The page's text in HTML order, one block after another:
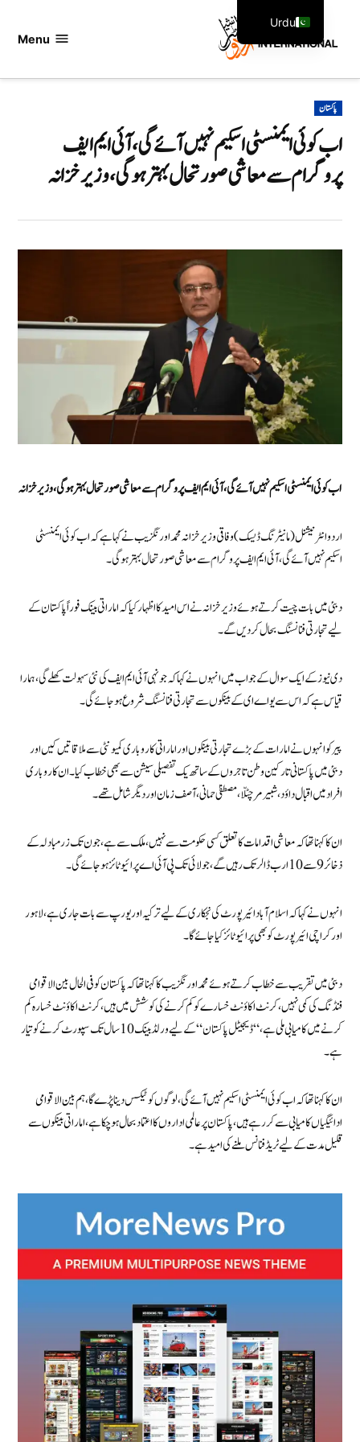
Menu
POSTED
IN
پاکستان
اب کوئی ایمنسٹی اسکیم نہیں آئے گی، آئی ایم ایف
پروگرام سے معاشی صورتحال بہتر ہوگی،وزیر خزانہ
اب کوئی ایمنسٹی اسکیم نہیں آئے گی، آئی ایم ایف پروگرام سے معاشی صورتحال بہتر ہوگی،وزیر خزانہ
اردو انٹرنیشنل (مانیٹرنگ ڈیسک) وفاقی وزیر خزانہ محمد اورنگزیب نے کہا ہے کہ اب کوئی ایمنسٹی
اسکیم نہیں آئے گی، آئی ایم ایف پروگرام سے معاشی صورتحال بہتر ہوگی۔
دبئی میں بات چیت کرتے ہوئے وزیر خزانہ نے اس امید کا اظہار کیا کہ اماراتی بینک فوراً پاکستان کے
لیے تجارتی فنانسنگ بحال کردیں گے۔
دی نیوز کے ایک سوال کےجواب میں انہوں نے کہا کہ جونہی آئی ایم ایف کی نئی سہولت کھلے گی، ہمارا
قیاس ہے کہ اس سے یو اے ای کے بینکوں سے تجارتی فنانسنگ شروع ہوجائے گی۔
پیر کو انہوں نے امارات کے بڑے تجارتی بینکوں اور اماراتی کاروباری کمیونٹی سے ملاقاتیں کیں اور
دبئی میں پاکستانی تارکین وطن تاجروں کے ساتھ یک تفصیلی سیشن سے بھی خطاب کیا۔ ان کاروباری
افراد میں اقبال داؤد، شبیر مرچنٹ، مصطفیٰ حمانی، آصف زمان اور دیگر شامل تھے۔
ان کا کہنا تھا کہ معاشی اقدامات کا تعلق کسی حکومت سے نہیں، ملک سے ہے، جون تک زرمبادلہ کے
ذخائر 9 سے 10 ارب ڈالر تک رہیں گے، جولائی تک پی آئی اے پرائیوٹائز ہوجائے گی۔
انہوں نے کہا کہ اسلام آباد ائیرپورٹ کی نجکاری کے لیے ترکیہ اور یورپ سے بات جاری ہے، لاہور
اور کراچی ائیرپورٹ کو بھی پرائیوٹائز کیا جائے گا۔
دبئی میں تقریب سے خطاب کرتے ہوئے محمد اورنگزیب کا کہنا تھا کہ پاکستان کو فی الحال بین الاقوامی
فنڈنگ کی کمی نہیں، کرنٹ اکاؤنٹ خسارے کو کم کرنے کی کوشش میں ہیں، کرنٹ اکاؤنٹ خسارہ کم
کرنے میں کامیابی ملی ہے، “ڈیجیٹل پاکستان“ کے لیے ورلڈ بینک 10سال تک سپورٹ کرنے کو تیار
ہے۔
ان کا کہنا تھا کہ اب کوئی ایمنسٹی اسکیم نہیں آئے گی، لوگوں کو ٹیکس دینا پڑے گا، ہم بین الاقوامی
ادائیگیاں کامیابی سے کر رہے ہیں، پاکستان پر عالمی اداروں کا اعتماد بحال ہوچکا ہے، اماراتی بینکوں سے
قلیل مدت کے لیے ٹریڈ فنانس ملنےکی امید ہے۔
Urdu
English